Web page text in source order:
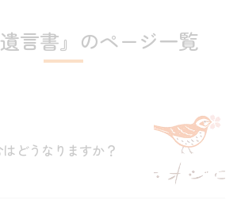
言書』のページ一覧
どうなりますか？